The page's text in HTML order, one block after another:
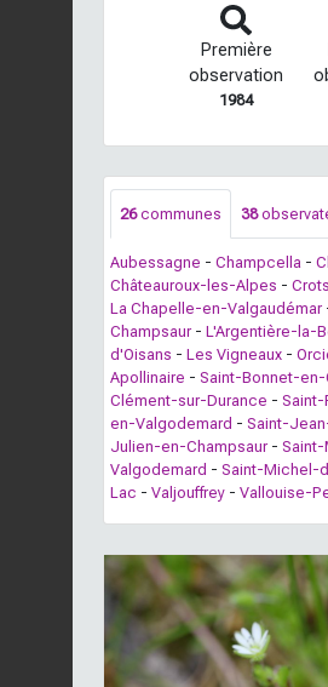
Première
observation
1984
26communes 38
Aubessagne - Champcella -
Châteauroux-les-Alpes - Crots
La Chapelle-en-Valgaudémar
Champsaur - L'Argentière-la-
d'Oisans - Les Vigneaux -
Apollinaire - Saint-Bonnet-en-
Clément-sur-Durance - Saint-
en-Valgodemard - Saint-
Julien-en-Champsaur -
Valgodemard - Saint-Michel-
Lac - Valjouffrey - Vallouise-